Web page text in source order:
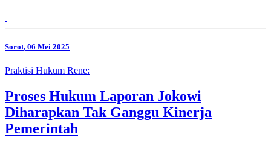
Sorot, 06 Mei 2025
Praktisi Hukum Rene:
Proses Hukum Laporan Jokowi
Diharapkan Tak Ganggu Kinerja
Pemerintah